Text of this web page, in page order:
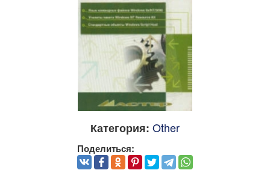
Категория: Other
Поделиться: